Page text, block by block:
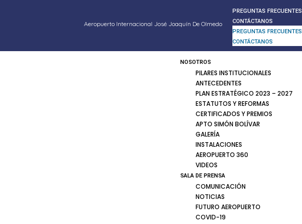
Aeropuerto Internacional José Joaquín De Olmedo
PREGUNTAS FRECUENTES
CONTÁCTANOS
PREGUNTAS FRECUENTES
CONTÁCTANOS
NOSOTROS
PILARES INSTITUCIONALES
ANTECEDENTES
PLAN ESTRATÉGICO 2023 – 2027
ESTATUTOS Y REFORMAS
CERTIFICADOS Y PREMIOS
APTO SIMÓN BOLÍVAR
GALERÍA
INSTALACIONES
AEROPUERTO 360
VIDEOS
SALA DE PRENSA
COMUNICACIÓN
NOTICIAS
FUTURO AEROPUERTO
COVID-19